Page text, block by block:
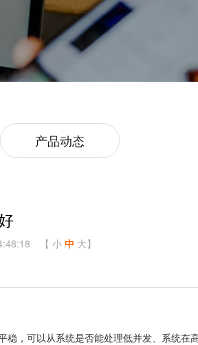
产品动态
【 小 中 大】
，可以从系统是否能处理低并发、系统